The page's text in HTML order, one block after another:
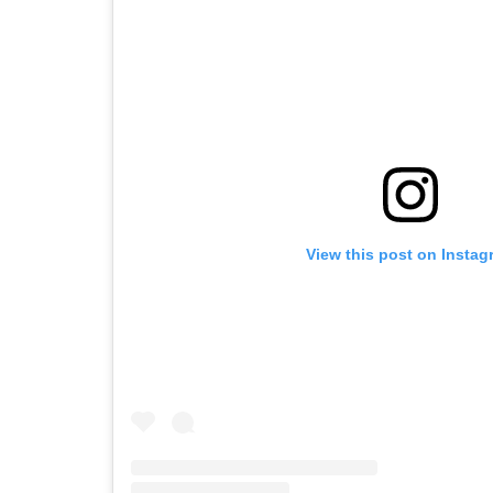
View this post on